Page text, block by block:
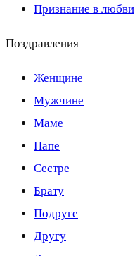
Признание в любви
Поздравления
Женщине
Мужчине
Маме
Папе
Сестре
Брату
Подруге
Другу